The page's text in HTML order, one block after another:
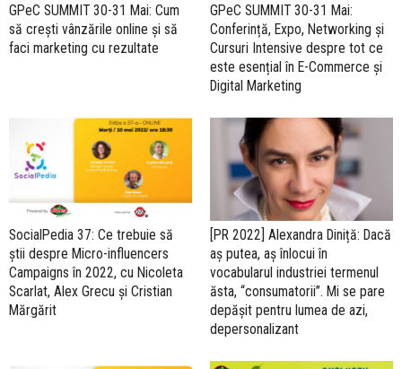
GPeC SUMMIT 30-31 Mai: Cum
să crești vânzările online și să
faci marketing cu rezultate
GPeC SUMMIT 30-31 Mai:
Conferință, Expo, Networking și
Cursuri Intensive despre tot ce
este esențial în E-Commerce și
Digital Marketing
SocialPedia 37: Ce trebuie să
știi despre Micro-influencers
Campaigns în 2022, cu Nicoleta
Scarlat, Alex Grecu și Cristian
Mărgărit
[PR 2022] Alexandra Diniță: Dacă
aș putea, aș înlocui în
vocabularul industriei termenul
ăsta, “consumatorii”. Mi se pare
depășit pentru lumea de azi,
depersonalizant